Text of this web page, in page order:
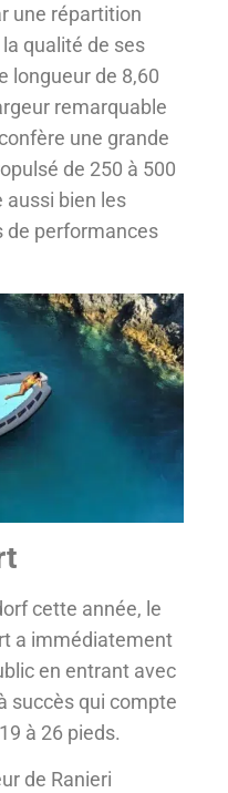
une répartition
qualité de ses
longueur de 8,60
remarquable
une grande
de 250 à 500
aussi bien les
de performances
cette année, le
a immédiatement
en entrant avec
succès qui compte
à 26 pieds.
de Ranieri